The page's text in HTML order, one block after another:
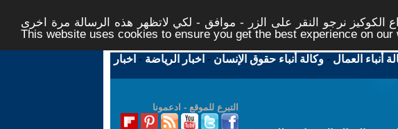
نرجو النقر على الزر - موافق - لكي لاتظهر هذه الرسالة مرة اخرى -
This website uses cookies to ensure you get the best experience on our
أنباء العمال -وكالة أنباء حقوق الإنسان - اخبار الرياضة - اخبار
التبرع للموقع - ادعمونا